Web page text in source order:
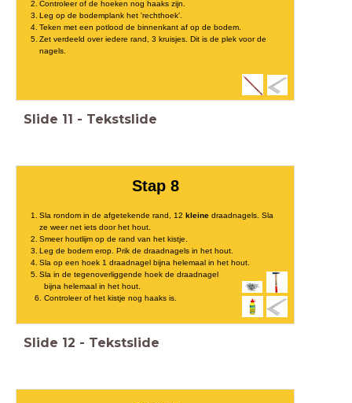
Controleer of de hoeken nog haaks zijn.
Leg op de bodemplank het 'rechthoek'.
Teken met een potlood de binnenkant af op de bodem.
Zet verdeeld over iedere rand, 3 kruisjes. Dit is de plek voor de
nagels.
Slide 11 - Tekstslide
Stap 8
Sla rondom in de afgetekende rand, 12 kleine draadnagels. Sla
ze weer net iets door het hout.
Smeer houtlijm op de rand van het kistje.
Leg de bodem erop. Prik de draadnagels in het hout.
Sla op een hoek 1 draadnagel bijna helemaal in het hout.
Sla in de tegenoverliggende hoek de draadnagel
bijna helemaal in het hout.
6. Controleer of het kistje nog haaks is.
Slide 12 - Tekstslide